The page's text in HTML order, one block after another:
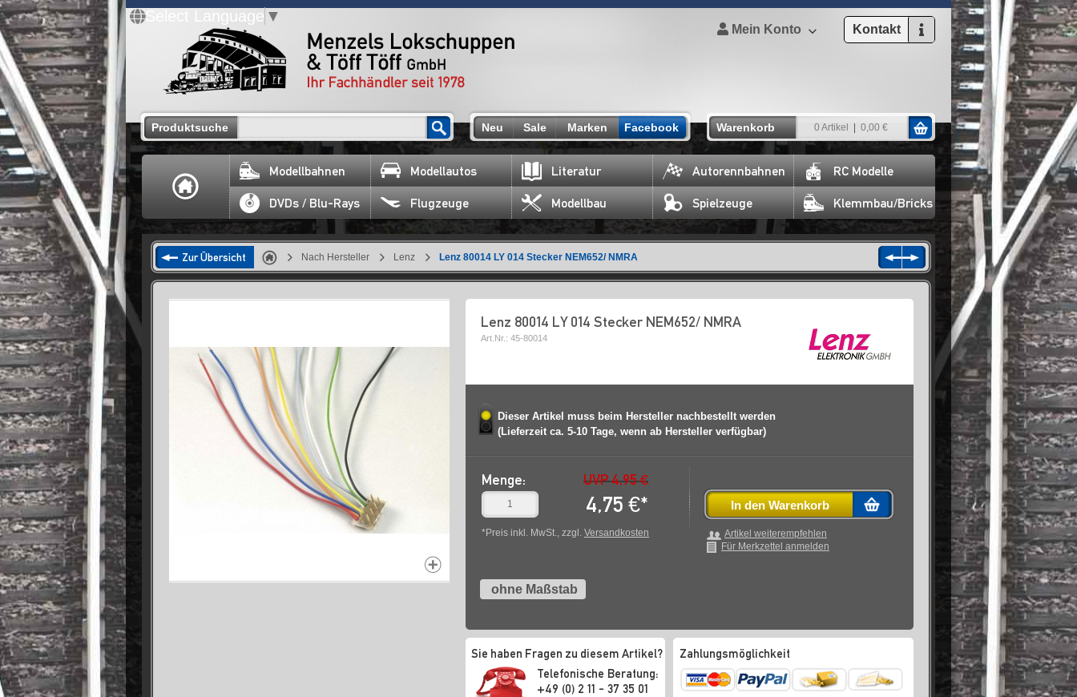
Select Language ▼
Mein Konto Kontakt
Produktsuche Neu Sale Marken Facebook Warenkorb 0 Artikel 0,00 €
Modellbahnen Modellautos Literatur Autorennbahnen RC Modelle
DVDs / Blu-Rays Flugzeuge Modellbau Spielzeuge Klemmbau/Bricks
Zur Übersicht Nach Hersteller Lenz Lenz 80014 LY 014 Stecker NEM652/ NMRA
Lenz 80014 LY 014 Stecker NEM652/ NMRA
Art.Nr.: 45-80014
Dieser Artikel muss beim Hersteller nachbestellt werden
(Lieferzeit ca. 5-10 Tage, wenn ab Hersteller verfügbar)
Menge: UVP 4,95 €
4,75 €*
*Preis inkl. MwSt., zzgl. Versandkosten
In den Warenkorb
Artikel weiterempfehlen
Für Merkzettel anmelden
ohne Maßstab
Sie haben Fragen zu diesem Artikel?
Telefonische Beratung:
+49 (0) 2 11 - 37 35 01
Zahlungsmöglichkeit